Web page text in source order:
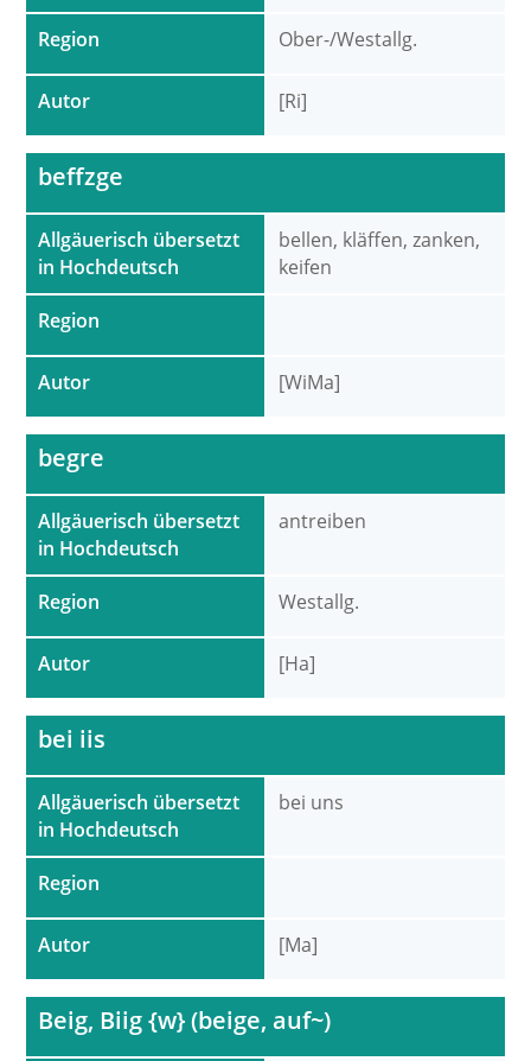
Region
Autor
Ober-/Westallg.
[Ri]
Allgäuerisch übersetzt
in Hochdeutsch
Region
Autor
beffzge
bellen, kläffen, zanken,
keifen
[WiMa]
Allgäuerisch übersetzt
in Hochdeutsch
Region
Autor
begre
antreiben
Westallg.
[Ha]
Allgäuerisch übersetzt
in Hochdeutsch
Region
Autor
bei iis
bei uns
[Ma]
Beig, Biig {w} (beige, auf~)